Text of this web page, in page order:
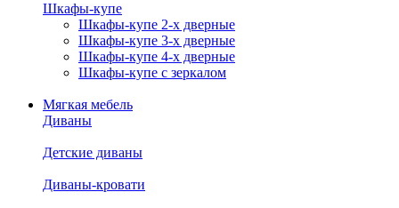
Шкафы-купе
Шкафы-купе 2-х дверные
Шкафы-купе 3-х дверные
Шкафы-купе 4-х дверные
Шкафы-купе с зеркалом
Мягкая мебель
Диваны
Детские диваны
Диваны-кровати